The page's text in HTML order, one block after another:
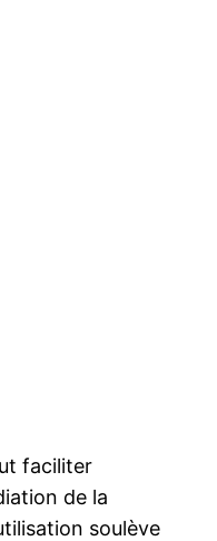
faciliter
de la
soulève